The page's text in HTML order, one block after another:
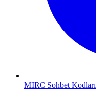
MIRC Sohbet Kodları